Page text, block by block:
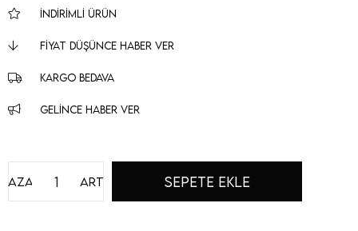
İNDIRIMLI ÜRÜN
FIYAT DÜŞÜNCE HABER VER
KARGO BEDAVA
GELINCE HABER VER
Artır
Azalt